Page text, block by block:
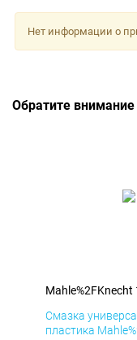
Нет информации о
Обратите
Смазка
пластика